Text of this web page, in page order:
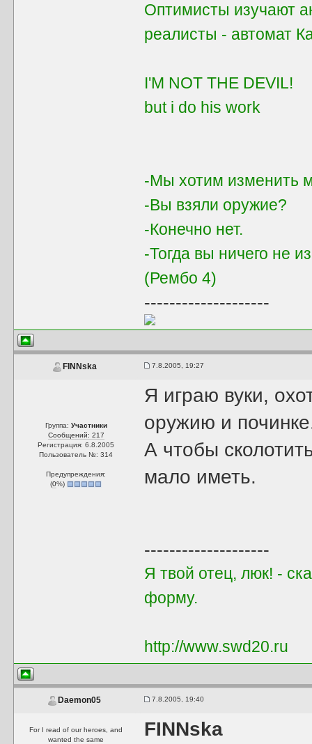
Оптимисты изучают
реалисты - автомат
I'M NOT THE DEVIL!
but i do his work
-Мы хотим изменить
-Вы взяли оружие?
-Конечно нет.
-Тогда вы ничего не
(Рембо 4)
--------------------
FINNska 7.8.2005, 19:27
Группа: Участники
Сообщений: 217
Регистрация: 6.8.2005
Пользователь №: 314
Предупреждения:
(0%)
Я играю вуки,
оружию и
А чтобы
мало иметь.
--------------------
Я твой отец, люк! -
форму.
http://www.swd20.ru
Daemon05 7.8.2005, 19:40
For I read of our heroes, and
wanted the same
FINNska